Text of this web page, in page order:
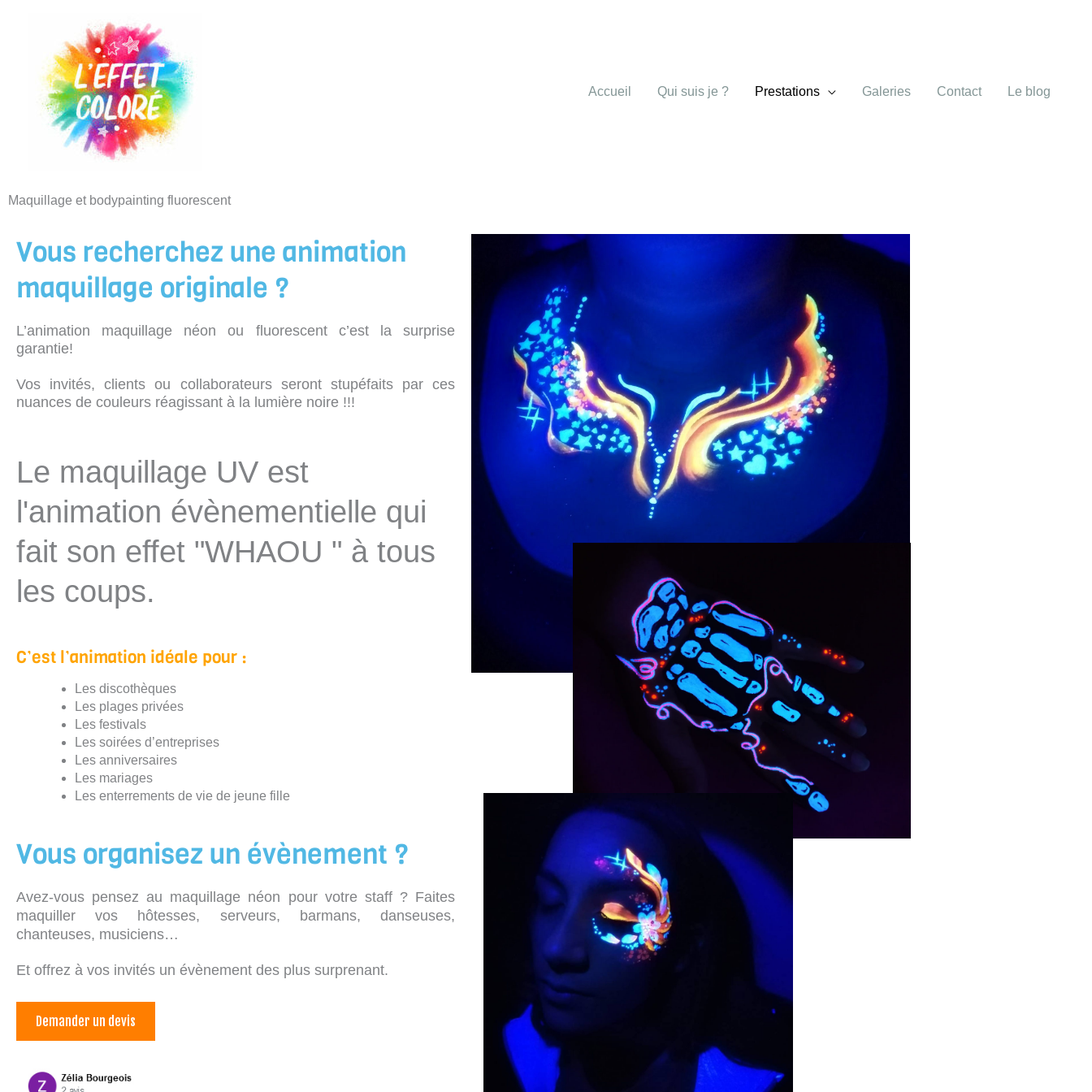
Accueil Qui suis je ? Prestations Galeries Contact Le blog
Maquillage et bodypainting fluorescent
Vous recherchez une animation
maquillage originale ?
L’animation maquillage néon ou fluorescent c’est la surprise
garantie!
Vos invités, clients ou collaborateurs seront stupéfaits par ces
nuances de couleurs réagissant à la lumière noire !!!​
Le maquillage UV est
l'animation évènementielle qui
fait son effet "WHAOU " à tous
les coups.
C’est l’animation idéale pour :
Les discothèques
Les plages privées
Les festivals
Les soirées d’entreprises
Les anniversaires
Les mariages
Les enterrements de vie de jeune fille
Vous organisez un évènement ?
Avez-vous pensez au maquillage néon pour votre staff ? Faites
maquiller vos hôtesses, serveurs, barmans, danseuses,
chanteuses, musiciens…
Et offrez à vos invités un évènement des plus surprenant.
Demander un devis